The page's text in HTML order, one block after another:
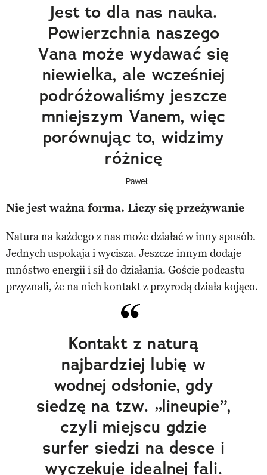
Jest to dla nas nauka.
Powierzchnia naszego
Vana może wydawać się
niewielka, ale wcześniej
podróżowaliśmy jeszcze
mniejszym Vanem, więc
porównując to, widzimy
różnicę
– Paweł.
Nie jest ważna forma. Liczy się przeżywanie
Natura na każdego z nas może działać w inny sposób.
Jednych uspokaja i wycisza. Jeszcze innym dodaje
mnóstwo energii i sił do działania. Goście podcastu
przyznali, że na nich kontakt z przyrodą działa kojąco.
Kontakt z naturą
najbardziej lubię w
wodnej odsłonie, gdy
siedzę na tzw. „lineupie”,
czyli miejscu gdzie
surfer siedzi na desce i
wyczekuje idealnej fali.